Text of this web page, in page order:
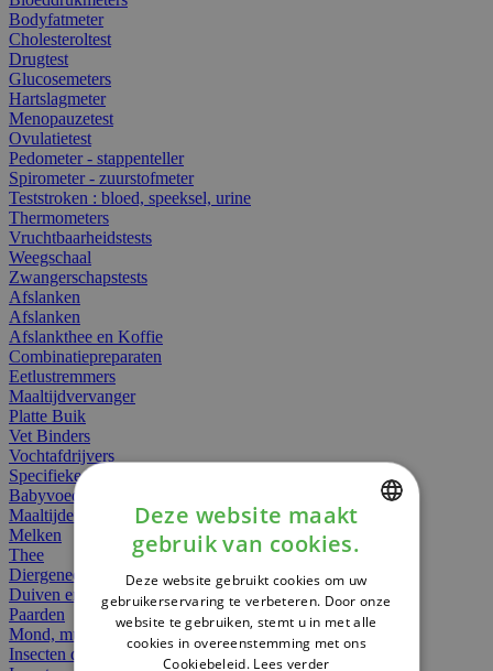
Bodyfatmeter
Cholesteroltest
Drugtest
Glucosemeters
Hartslagmeter
Menopauzetest
Ovulatietest
Pedometer - stappenteller
Spirometer - zuurstofmeter
Teststroken : bloed, speeksel, urine
Thermometers
Vruchtbaarheidstests
Weegschaal
Zwangerschapstests
Afslanken
Afslanken
Afslankthee en Koffie
Combinatiepreparaten
Eetlustremmers
Maaltijdvervanger
Platte Buik
Vet Binders
Vochtafdrijvers
Specifieke Voeding
Babyvoeding
Maaltijden
Melken
Thee
Diergeneesmiddelen
Duiven en vogels
Paarden
Mond, muil of snavel
Insecten dieren
DUTCH
FRENCH
ENGLISH
Deze website maakt
gebruik van cookies.
Deze website gebruikt cookies om uw
gebruikerservaring te verbeteren. Door onze
website te gebruiken, stemt u in met alle
cookies in overeenstemming met ons
Cookiebeleid. Lees verder